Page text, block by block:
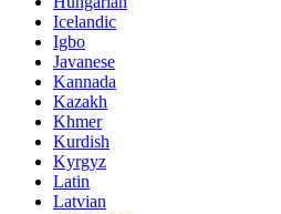
Icelandic
Igbo
Javanese
Kannada
Kazakh
Khmer
Kurdish
Kyrgyz
Latin
Latvian